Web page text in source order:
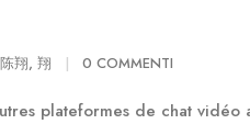
陈翔, 翔 0 COMMENTI
plateformes de chat